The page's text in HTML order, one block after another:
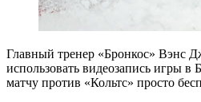
Главный тренер «Бронкос» Вэнс
использовать видеозапись игры в
матчу против «Кольтс» просто